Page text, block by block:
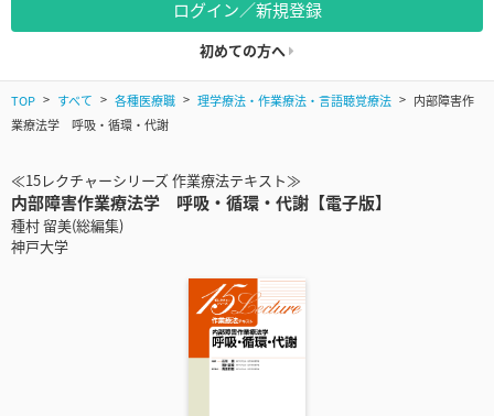
ログイン／新規登録
初めての方へ
TOP すべて 各種医療職 理学療法・作業療法・言語聴覚療法
内部障害作
業療法学 呼吸・循環・代謝
≪15レクチャーシリーズ 作業療法テキスト≫
内部障害作業療法学 呼吸・循環・代謝【電子版】
種村 留美(総編集)
神戸大学